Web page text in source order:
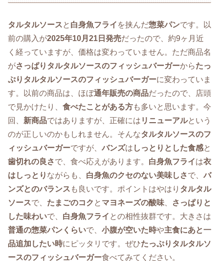
タルタルソースと 白身魚フライ を挟んだ惣菜パンです。以
前の購入が2025年10月21日発売だったので、約9ヶ月近
く経っていますが、価格は変わっていません。ただ商品名
がさっぱりタルタルソースのフィッシュバーガーからたっ
ぷりタルタルソースのフィッシュバーガーに変わっていま
す。以前の商品は、ほぼ通年販売の商品だったので、店頭
で見かけたり、 食べたことがある方も多いと思います。今
回、 新商品ではありますが、正確には リニューアルという
のが正しいのかもしれません。そんなタルタルソースのフ
ィッシュバーガーですが、 バンズは しっとりとした食感と
歯切れの良さで、食べ応えがあります。 白身魚フライは衣
はしっとり ながらも、 白身魚のクセのない美味しさで、 バ
ンズとのバランス も良いです。ポイントはやはり タルタル
ソースで、 たまごのコク と マヨネーズの酸味、
さっぱりと
した味わいで、 白身魚フライ との相性抜群です。大きさは
普通の惣菜パンくらいで、 小腹が空いた時や主食にあと一
品追加したい時にピッタリです。ぜひたっぷりタルタルソ
ースのフィッシュバーガー食べてみてください。